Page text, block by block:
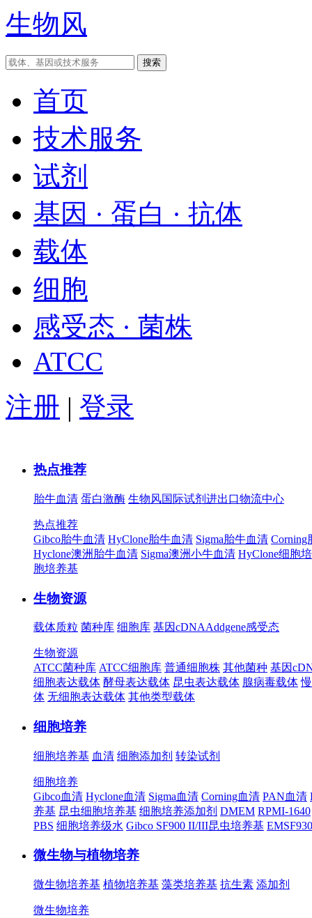
生物风
首页
技术服务
试剂
基因 · 蛋白 · 抗体
载体
细胞
感受态 · 菌株
ATCC
注册 | 登录
热点推荐
胎牛血清 蛋白激酶 生物风国际试剂进出口物流中心
热点推荐
Gibco胎牛血清 HyClone胎牛血清 Sigma胎牛血清 Corning
Hyclone澳洲胎牛血清 Sigma澳洲小牛血清 HyClone细胞
胞培养基
生物资源
载体质粒 菌种库 细胞库 基因cDNAAddgene感受态
生物资源
ATCC菌种库 ATCC细胞库 普通细胞株 其他菌种 基因
细胞表达载体 酵母表达载体 昆虫表达载体 腺病毒载体
体 无细胞表达载体 其他类型载体
细胞培养
细胞培养基 血清 细胞添加剂 转染试剂
细胞培养
Gibco血清 Hyclone血清 Sigma血清 Corning血清 PAN血清
养基 昆虫细胞培养基 细胞培养添加剂 DMEM RPMI-1640
PBS 细胞培养级水 Gibco SF900 II/III昆虫培养基
微生物与植物培养
微生物培养基 植物培养基 藻类培养基 抗生素 添加剂
微生物培养